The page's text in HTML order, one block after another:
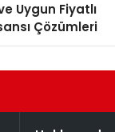
Uygun Fiyatlı
Çözümleri